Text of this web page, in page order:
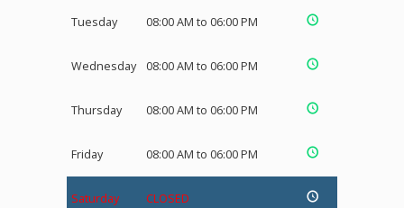
Tuesday 08:00 AM to 06:00 PM
Wednesday 08:00 AM to 06:00 PM
Thursday 08:00 AM to 06:00 PM
Friday 08:00 AM to 06:00 PM
Saturday CLOSED